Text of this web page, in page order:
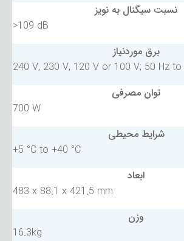
نسبت سیگنال به نویز
>109 dB
برق موردنیاز
240 V, 230 V, 120 V or 100 V; 50 Hz
توان مصرفی
700 W
شرایط محیطی
+5 °C to +40 °C
ابعاد
483 x 88.1 x 421.5 mm
وزن
16.3kg